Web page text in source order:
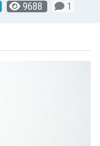
9688 1